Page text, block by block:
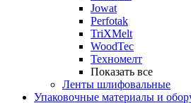
Jowat
Perfotak
TriXMelt
WoodTec
Техномелт
Показать все
Ленты шлифовальные
Упаковочные материалы и